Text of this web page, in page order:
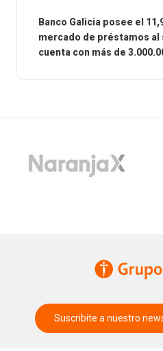
Banco Galicia posee el
mercado de préstamos al
cuenta con más de
Suscribite a nuestro